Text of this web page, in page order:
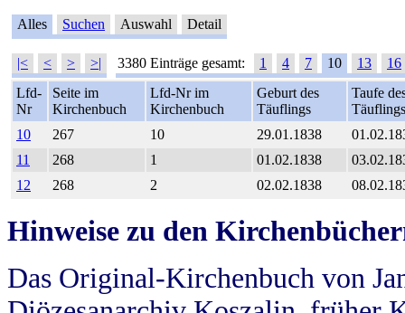
Alles Suchen Auswahl Detail
|< < > >| 3380 Einträge gesamt: 1 4 7 10 13
16
Lfd-
Nr
Seite im
Kirchenbuch
Lfd-Nr im
Kirchenbuch
Geburt des
Täuflings
Taufe
Täuflings
10
267 10 29.01.1838
11
268 1 01.02.1838
12
268 2 02.02.1838
Hinweise zu den
Das Original-Kirchenbuch von